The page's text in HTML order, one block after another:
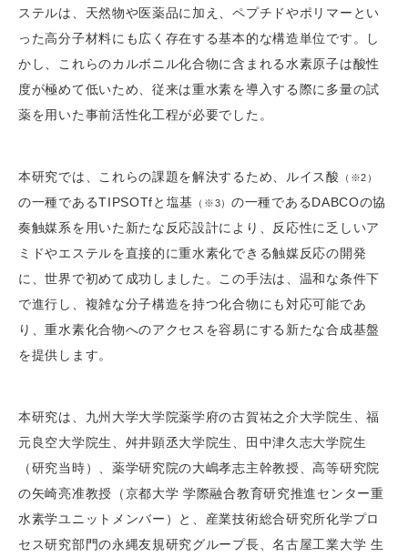
ステルは、天然物や医薬品に加え、ペプチドやポリマーとい
った高分子材料にも広く存在する基本的な構造単位です。し
かし、これらのカルボニル化合物に含まれる水素原子は酸性
度が極めて低いため、従来は重水素を導入する際に多量の試
薬を用いた事前活性化工程が必要でした。
本研究では、これらの課題を解決するため、ルイス酸 （※2）
の一種であるTIPSOTfと塩基 （※3）の一種であるDABCOの協
奏触媒系を用いた新たな反応設計により、反応性に乏しいア
ミドやエステルを直接的に重水素化できる触媒反応の開発
に、世界で初めて成功しました。この手法は、温和な条件下
で進行し、複雑な分子構造を持つ化合物にも対応可能であ
り、重水素化合物へのアクセスを容易にする新たな合成基盤
を提供します。
本研究は、九州大学大学院薬学府の古賀祐之介大学院生、福
元良空大学院生、舛井顕丞大学院生、田中津久志大学院生
（研究当時）、薬学研究院の大嶋孝志主幹教授、高等研究院
の矢崎亮准教授（京都大学 学際融合教育研究推進センター重
水素学ユニットメンバー）と、産業技術総合研究所化学プロ
セス研究部門の永縄友規研究グループ長、名古屋工業大学 生